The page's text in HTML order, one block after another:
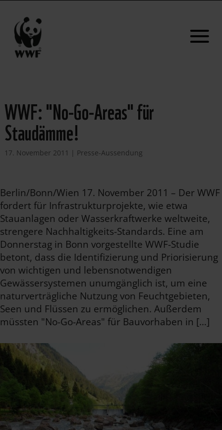
WWF: "No-Go-Areas" für
Staudämme!
17. November 2011 | Presse-Aussendung
Berlin/Bonn/Wien 17. November 2011 – Der WWF
fordert für Infrastrukturprojekte, wie etwa
Stauanlagen oder Wasserkraftwerke weltweite,
strengere Nachhaltigkeits-Standards. Eine am
Donnerstag in Bonn vorgestellte WWF-Studie
betont, dass die Identifizierung und Priorisierung
von wichtigen und lebensnotwendigen
Gewässersystemen unumgänglich ist, um eine
naturverträgliche Nutzung von Feuchtgebieten,
Seen und Flüssen zu ermöglichen. Außerdem
müssten "No-Go-Areas" für Bauvorhaben in […]